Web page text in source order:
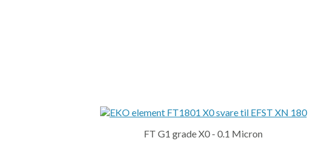
FT G1 grade X0 - 0.1 Micron